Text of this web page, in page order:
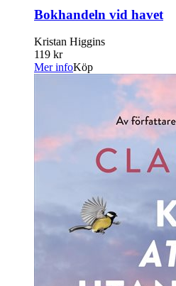
Bokhandeln vid havet
Kristan Higgins
119 kr
Mer infoKöp